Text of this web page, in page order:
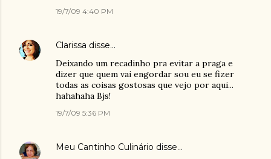
19/7/09 4:40 PM
Clarissa disse…
Deixando um recadinho pra evitar a praga e
dizer que quem vai engordar sou eu se fizer
todas as coisas gostosas que vejo por aqui...
hahahaha Bjs!
19/7/09 5:36 PM
Meu Cantinho Culinário disse…